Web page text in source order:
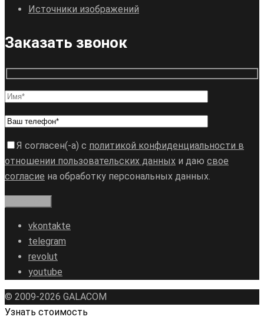
Источники изображений
Заказать звонок
Я согласен(-а) с политикой конфиденциальности в
отношении пользовательских данных и даю свое
согласие на обработку персональных данных.
vkontakte
telegram
revolut
youtube
© 2009-2026 GALAСOM
Узнать стоимость